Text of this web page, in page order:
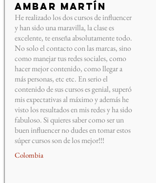
Ambar Martín
He realizado los dos cursos de influencer
y han sido una maravilla, la clase es
excelente, te enseña absolutamente todo.
No solo el contacto con las marcas, sino
como manejar tus redes sociales, como
hacer mejor contenido, como llegar a
más personas, etc etc. En serio el
contenido de sus cursos es genial, superó
mis expectativas al máximo y además he
visto los resultados en mis redes y ha sido
fabuloso. Si quieres saber como ser un
buen influencer no dudes en tomar estos
súper cursos son de los mejor!!!
Colombia